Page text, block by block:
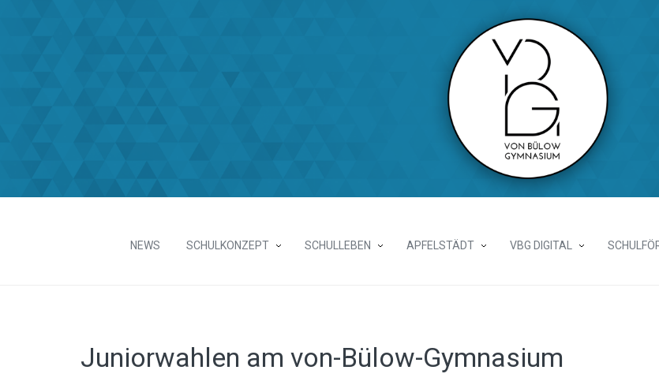
NEWS SCHULKONZEPT SCHULLEBEN APFELSTÄDT VBG DIGITAL
Juniorwahlen am von-Bülow-Gymnasium